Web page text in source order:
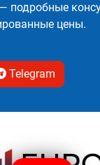
подробные
цены.
Telegram